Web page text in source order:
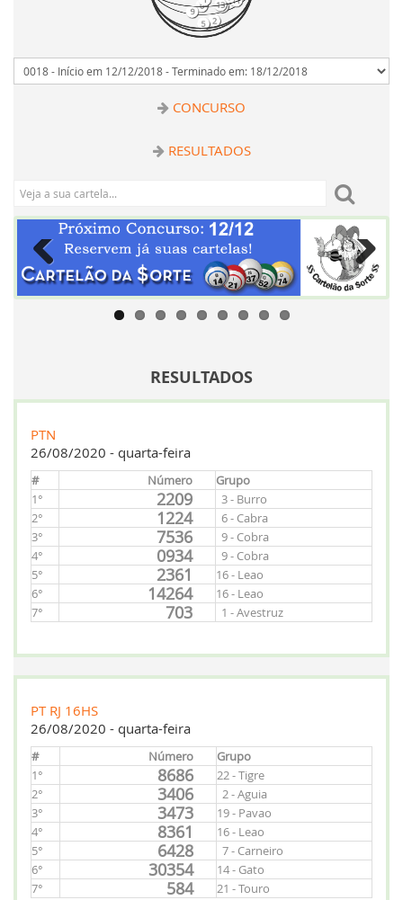
0
1
5
9
10
12
CONCURSO
RESULTADOS
Previous Next
RESULTADOS
PTN
26/08/2020 - quarta-feira
# Número
Grupo
1°
2209
3 - Burro
2°
1224
6 - Cabra
3°
7536
9 - Cobra
4°
0934
9 - Cobra
5°
2361
16 - Leao
6°
14264
16 - Leao
7°
703 1 - Avestruz
PT RJ 16HS
26/08/2020 - quarta-feira
# Número
Grupo
1°
8686
22 - Tigre
2°
3406
2 - Aguia
3°
3473
19 - Pavao
4°
8361
16 - Leao
5°
6428
7 - Carneiro
6°
30354
14 - Gato
7°
584 21 - Touro